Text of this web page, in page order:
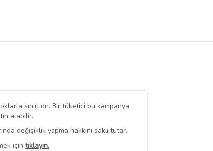
sınırlıdır. Bir tüketici bu kampanya
alabilir.
değişiklik yapma hakkını saklı tutar.
için tıklayın.